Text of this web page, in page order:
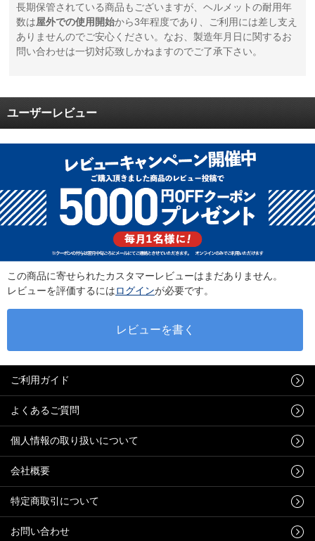
長期保管されている商品もございますが、ヘルメットの耐用年
数は屋外での使用開始から3年程度であり、ご利用には差し支え
ありませんのでご安心ください。なお、製造年月日に関するお
問い合わせは一切対応致しかねますのでご了承下さい。
ユーザーレビュー
この商品に寄せられたカスタマーレビューはまだありません。
レビューを評価するにはログインが必要です。
ご利用ガイド
よくあるご質問
個人情報の取り扱いについて
会社概要
特定商取引について
お問い合わせ